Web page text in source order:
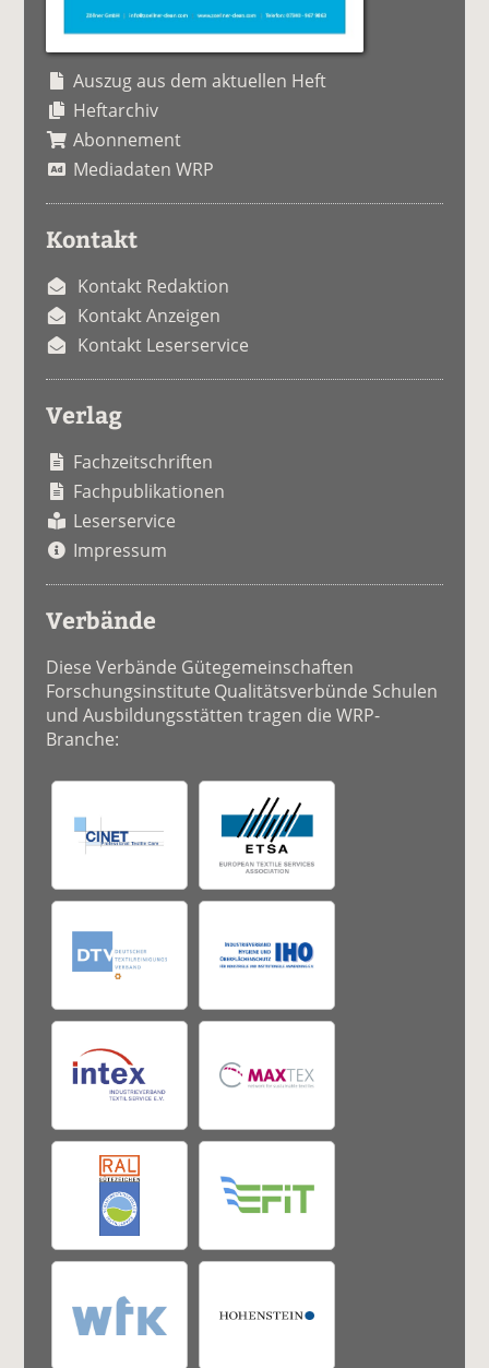
Auszug aus dem aktuellen Heft
Heftarchiv
Abonnement
Mediadaten WRP
Kontakt
Kontakt Redaktion
Kontakt Anzeigen
Kontakt Leserservice
Verlag
Fachzeitschriften
Fachpublikationen
Leserservice
Impressum
Verbände
Diese Verbände Gütegemeinschaften
Forschungsinstitute Qualitätsverbünde Schulen
und Ausbildungsstätten tragen die WRP-
Branche: